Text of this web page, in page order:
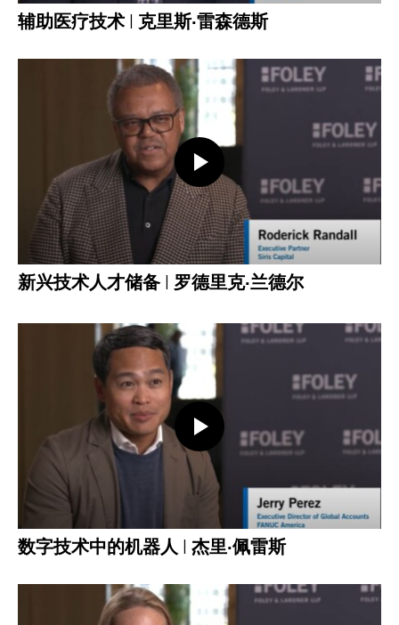
辅助医疗技术 | 克里斯·雷森德斯
打开视频
新兴技术人才储备 | 罗德里克·兰德尔
打开视频
数字技术中的机器人 | 杰里·佩雷斯